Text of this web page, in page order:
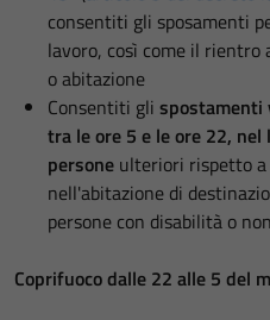
consentiti gli sposamenti
lavoro, così come il rientro
o abitazione
Consentiti gli spostamenti
tra le ore 5 e le ore 22,
persone ulteriori rispetto
nell'abitazione di
persone con disabilità o
Coprifuoco dalle 22 alle 5 del